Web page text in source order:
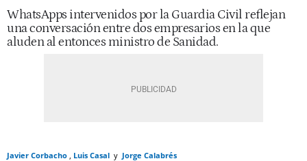
WhatsApps intervenidos por la Guardia Civil reflejan
una conversación entre dos empresarios en la que
aluden al entonces ministro de Sanidad.
Javier Corbacho Luis Casal
Jorge Calabrés